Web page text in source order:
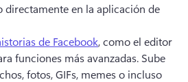
directamente en la aplicación de
de Facebook, como el editor
funciones más avanzadas. Sube
fotos, GIFs, memes o incluso